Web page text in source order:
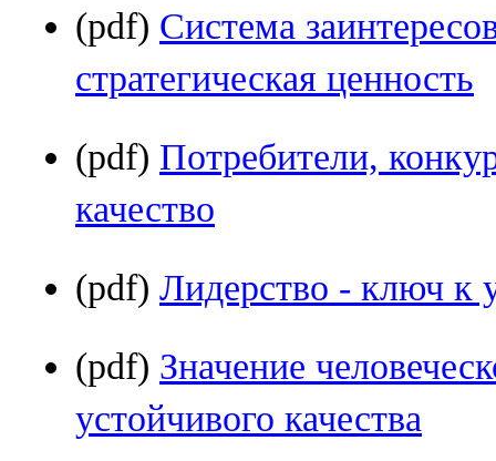
(pdf) Система
стратегическая ценность
(pdf) Потребители,
качество
(pdf) Лидерство - ключ к
(pdf) Значение
устойчивого качества